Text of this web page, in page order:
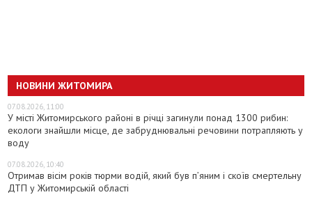
НОВИНИ ЖИТОМИРА
07.08.2026, 11:00
У місті Житомирського районі в річці загинули понад 1300 рибин:
екологи знайшли місце, де забруднювальні речовини потрапляють у
воду
07.08.2026, 10:40
Отримав вісім років тюрми водій, який був п’яним і скоїв смертельну
ДТП у Житомирській області